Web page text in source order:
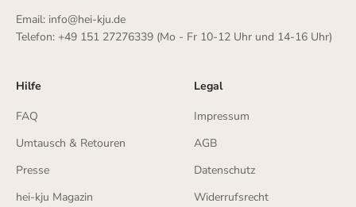
Email: info@hei-kju.de
Telefon: +49 151 27276339 (Mo - Fr 10-12 Uhr und 14-16 Uhr)
Hilfe
FAQ
Umtausch & Retouren
Presse
hei-kju Magazin
Legal
Impressum
AGB
Datenschutz
Widerrufsrecht